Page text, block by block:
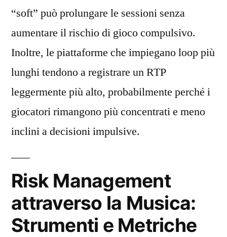
“soft” può prolungare le sessioni senza
aumentare il rischio di gioco compulsivo.
Inoltre, le piattaforme che impiegano loop più
lunghi tendono a registrare un RTP
leggermente più alto, probabilmente perché i
giocatori rimangono più concentrati e meno
inclini a decisioni impulsive.
Risk Management
attraverso la Musica:
Strumenti e Metriche